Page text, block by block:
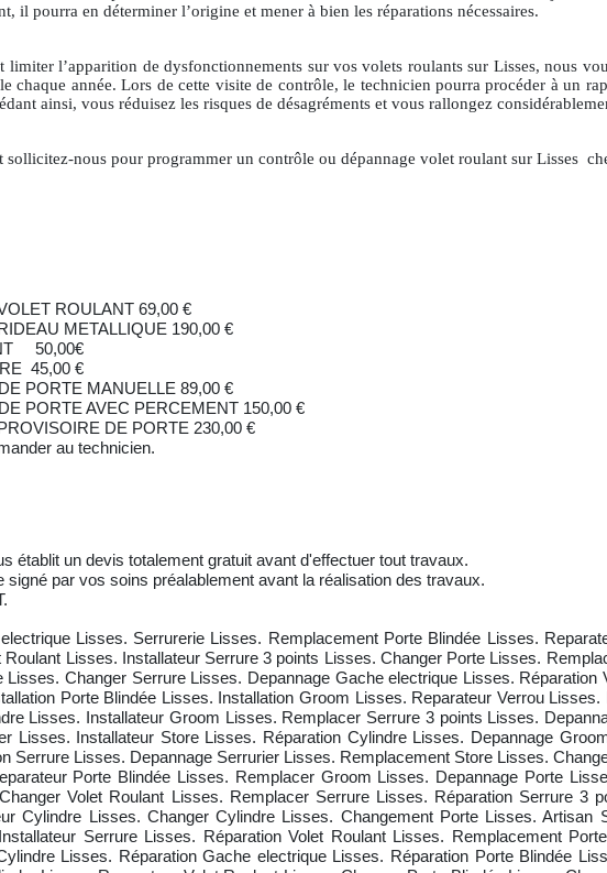
il pourra en déterminer l’origine et mener à bien les réparations nécessaires.
limiter l’apparition de dysfonctionnements sur vos volets roulants sur Lisses, nous
chaque année. Lors de cette visite de contrôle, le technicien pourra procéder à un
ainsi, vous réduisez les risques de désagréments et vous rallongez
sollicitez-nous pour programmer un contrôle ou dépannage volet roulant sur Lisses
ROULANT 69,00 €
METALLIQUE 190,00 €
50,00€
45,00 €
PORTE MANUELLE 89,00 €
PORTE AVEC PERCEMENT 150,00 €
DE PORTE 230,00 €
au technicien.
établit un devis totalement gratuit avant d'effectuer tout travaux.
signé par vos soins préalablement avant la réalisation des travaux.
Lisses. Serrurerie Lisses. Remplacement Porte Blindée Lisses.
Roulant Lisses. Installateur Serrure 3 points Lisses. Changer Porte Lisses.
Lisses. Changer Serrure Lisses. Depannage Gache electrique Lisses.
Porte Blindée Lisses. Installation Groom Lisses. Reparateur Verrou
Lisses. Installateur Groom Lisses. Remplacer Serrure 3 points Lisses.
Lisses. Installateur Store Lisses. Réparation Cylindre Lisses. Depannage
Serrure Lisses. Depannage Serrurier Lisses. Remplacement Store Lisses.
Porte Blindée Lisses. Remplacer Groom Lisses. Depannage Porte
Volet Roulant Lisses. Remplacer Serrure Lisses. Réparation Serrure 3
Cylindre Lisses. Changer Cylindre Lisses. Changement Porte Lisses.
Serrure Lisses. Réparation Volet Roulant Lisses. Remplacement
Lisses. Réparation Gache electrique Lisses. Réparation Porte Blindée